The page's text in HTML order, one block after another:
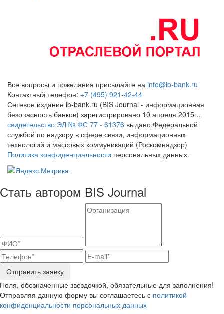
Все вопросы и пожелания присылайте на info@ib-bank.ru
Контактный телефон: +7 (495) 921-42-44
Сетевое издание ib-bank.ru (BIS Journal - информационная
безопасность банков) зарегистрировано 10 апреля 2015г.,
свидетельство ЭЛ № ФС 77 - 61376 выдано Федеральной
службой по надзору в сфере связи, информационных
технологий и массовых коммуникаций (Роскомнадзор)
Политика конфиденциальности персональных данных.
Стать автором BIS Journal
Отправить заявку
Поля, обозначенные звездочкой, обязательные для заполнения!
Отправляя данную форму вы соглашаетесь с политикой
конфиденциальности персональных данных